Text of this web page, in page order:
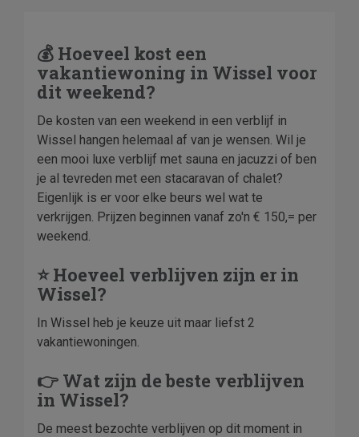
💰 Hoeveel kost een
vakantiewoning in Wissel voor
dit weekend?
De kosten van een weekend in een verblijf in
Wissel hangen helemaal af van je wensen. Wil je
een mooi luxe verblijf met sauna en jacuzzi of ben
je al tevreden met een stacaravan of chalet?
Eigenlijk is er voor elke beurs wel wat te
verkrijgen. Prijzen beginnen vanaf zo'n € 150,= per
weekend.
⭐ Hoeveel verblijven zijn er in
Wissel?
In Wissel heb je keuze uit maar liefst 2
vakantiewoningen.
👉 Wat zijn de beste verblijven
in Wissel?
De meest bezochte verblijven op dit moment in